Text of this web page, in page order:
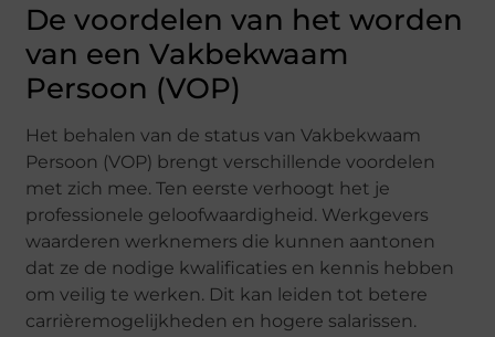
De voordelen van het worden
van een Vakbekwaam
Persoon (VOP)
Het behalen van de status van Vakbekwaam
Persoon (VOP) brengt verschillende voordelen
met zich mee. Ten eerste verhoogt het je
professionele geloofwaardigheid. Werkgevers
waarderen werknemers die kunnen aantonen
dat ze de nodige kwalificaties en kennis hebben
om veilig te werken. Dit kan leiden tot betere
carrièremogelijkheden en hogere salarissen.